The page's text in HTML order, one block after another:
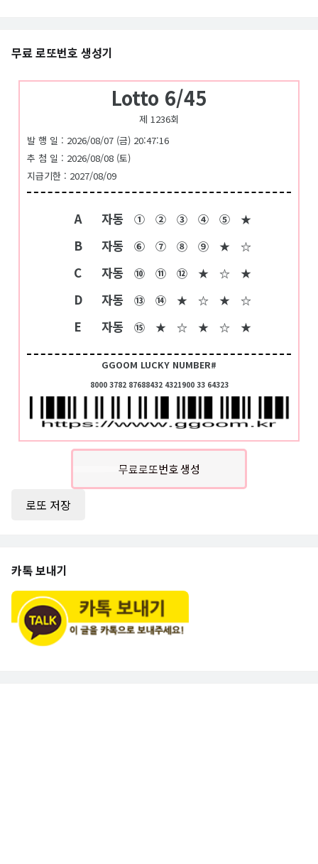
무료 로또번호 생성기
Lotto 6/45
제 1236회
발 행 일 : 2026/08/07 (금) 20:47:16
추 첨 일 : 2026/08/08 (토)
지급기한 : 2027/08/09
A 자동 ① ② ③ ④ ⑤ ★
B 자동 ⑥ ⑦ ⑧ ⑨ ★ ☆
C 자동 ⑩ ⑪ ⑫ ★ ☆ ★
D 자동 ⑬ ⑭ ★ ☆ ★ ☆
E 자동 ⑮ ★ ☆ ★ ☆ ★
GGOOM LUCKY NUMBER#
8000 3782 87688432 4321900 33 64323
무료로또번호 생성
로또 저장
카톡 보내기